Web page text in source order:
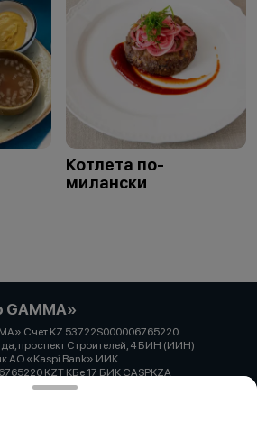
Котлета по-
милански
GAMMA»
Счет KZ 53722S000006765220
проспект Строителей, 4 БИН (ИИН)
АО «Kaspi Bank» ИИК
KZT КБе 17 БИК CASPKZA
ядреFoodpicásso